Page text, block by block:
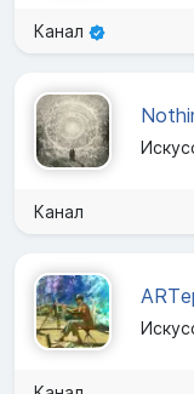
Канал
Канал